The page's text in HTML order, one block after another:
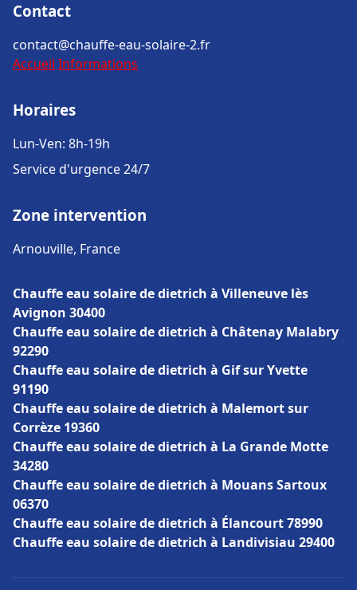
Contact
contact@chauffe-eau-solaire-2.fr
Accueil Informations
Horaires
Lun-Ven: 8h-19h
Service d'urgence 24/7
Zone intervention
Arnouville, France
Chauffe eau solaire de dietrich à Villeneuve lès
Avignon 30400
Chauffe eau solaire de dietrich à Châtenay Malabry
92290
Chauffe eau solaire de dietrich à Gif sur Yvette
91190
Chauffe eau solaire de dietrich à Malemort sur
Corrèze 19360
Chauffe eau solaire de dietrich à La Grande Motte
34280
Chauffe eau solaire de dietrich à Mouans Sartoux
06370
Chauffe eau solaire de dietrich à Élancourt 78990
Chauffe eau solaire de dietrich à Landivisiau 29400